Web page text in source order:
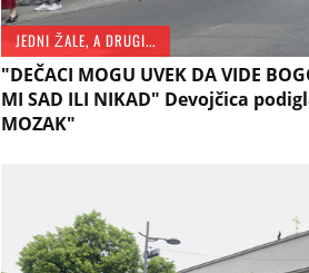
JEDNI ŽALE, A DRUGI...
"DEČACI MOGU UVEK DA VIDE
MI SAD ILI NIKAD" Devojčica
MOZAK"